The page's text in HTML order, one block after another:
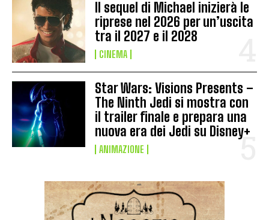
Il sequel di Michael inizierà le
riprese nel 2026 per un’uscita
tra il 2027 e il 2028
CINEMA
Star Wars: Visions Presents –
The Ninth Jedi si mostra con
il trailer finale e prepara una
nuova era dei Jedi su Disney+
ANIMAZIONE